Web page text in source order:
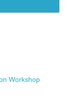
Workshop